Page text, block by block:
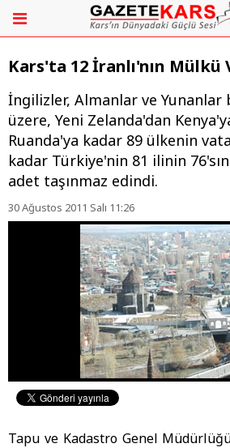
Kars'ta 12 İranlı'nın Mülkü
İngilizler, Almanlar ve Yunanlar
üzere, Yeni Zelanda'dan
Ruanda'ya kadar 89 ülkenin
kadar Türkiye'nin 81 ilinin
adet taşınmaz edindi.
30 Ağustos 2011 Salı 11:26
Tapu ve Kadastro Genel